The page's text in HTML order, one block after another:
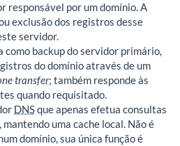
responsável por um domínio. A
exclusão dos registros desse
servidor.
como backup do servidor primário,
do domínio através de um
transfer; também responde às
quando requisitado.
DNSque apenas efetua consultas
uma cache local. Não é
domínio, sua única função é